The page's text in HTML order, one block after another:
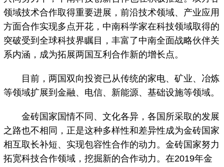
领域技术合作取得重要进展，前沿技术领域、产业应用
方面合作实现多点开花，中南科学家在科技领域取得的
突破受到全球科技界瞩目，丰富了中南全面战略伙伴关
系内涵，成为拓展两国互利合作新的增长点。
目前，两国双向投资已从传统的家电、矿业、冶炼
等领域扩展到金融、电信、新能源、基础设施等领域。
金砖国家国情不同、文化各异，各国所采取的发展
之路也不相同，正是这种多样性和差异性成为金砖国家
相互取长补短、实现包容性合作的动力。金砖国家努力
拓宽科技合作领域，挖掘新的合作动力。在2019年金